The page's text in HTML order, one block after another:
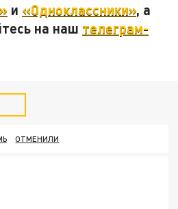
и «Одноклассники», а
на наш телеграм-
ОТМЕНИЛИ